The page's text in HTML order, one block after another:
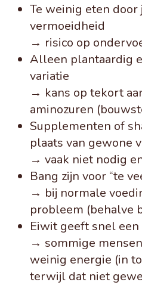
Te weinig eten door
vermoeidheid
→ risico op
Alleen plantaardig
variatie
→ kans op tekort
aminozuren
Supplementen of
plaats van gewone
→ vaak niet nodig
Bang zijn voor “te
→ bij normale
probleem (behalve
Eiwit geeft snel
→ sommige
weinig energie (in
terwijl dat niet